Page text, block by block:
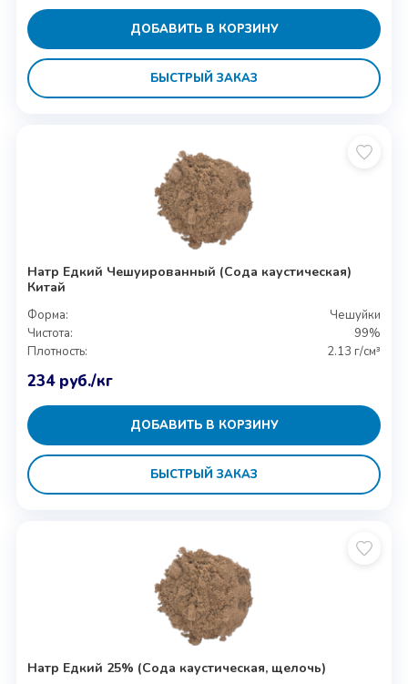
ДОБАВИТЬ В КОРЗИНУ
БЫСТРЫЙ ЗАКАЗ
Натр Едкий Чешуированный (Сода каустическая)
Китай
Форма:
Чешуйки
Чистота:
99%
Плотность:
2.13 г/см³
234 руб./кг
ДОБАВИТЬ В КОРЗИНУ
БЫСТРЫЙ ЗАКАЗ
Натр Едкий 25% (Сода каустическая, щелочь)